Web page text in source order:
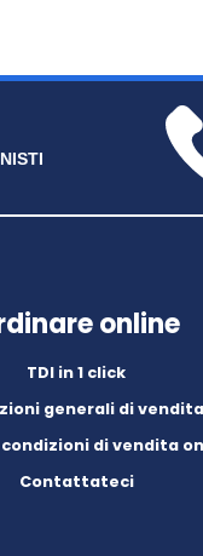
online
TDI in 1 click
generali di vendita
di vendita
Contattateci